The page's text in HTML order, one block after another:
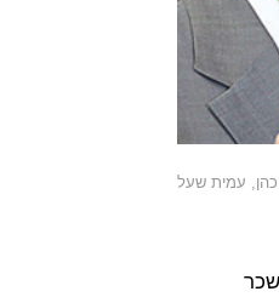
כהן, עמית שעל